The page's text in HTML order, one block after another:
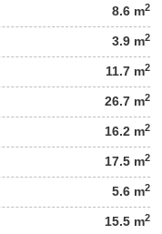
8.6 m2
3.9 m2
11.7 m2
26.7 m2
16.2 m2
17.5 m2
5.6 m2
15.5 m2